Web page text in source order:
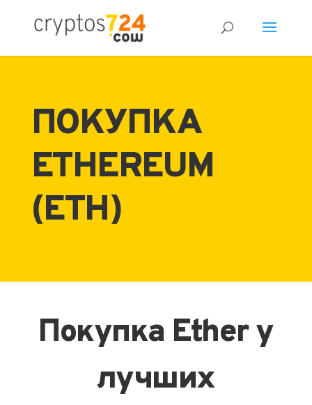
ПОКУПКА
ETHEREUM
(ETH)
Покупка Ether у
лучших